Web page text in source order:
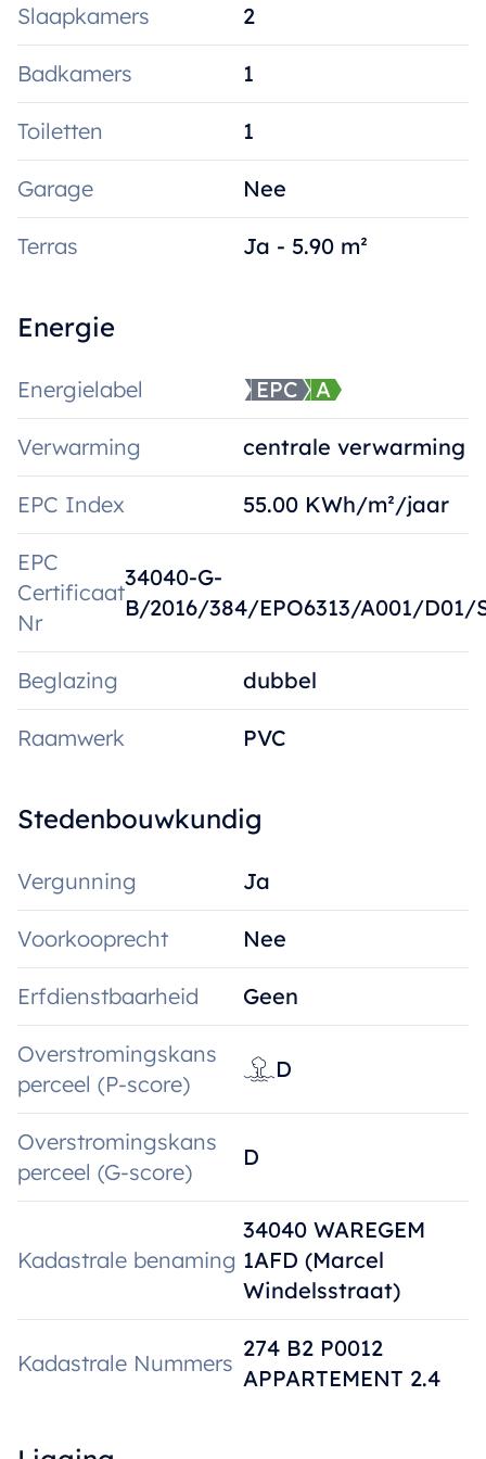
Slaapkamers 2
Badkamers 1
Toiletten 1
Garage Nee
Terras Ja - 5.90 m²
Energie
Energielabel EPC A
Verwarming centrale verwarming
EPC Index 55.00 KWh/m²/jaar
EPC
Certificaat
Nr
34040-G-
B/2016/384/EPO6313/A001/D01/
Beglazing dubbel
Raamwerk PVC
Stedenbouwkundig
Vergunning Ja
Voorkooprecht Nee
Erfdienstbaarheid Geen
Overstromingskans
perceel (P-score)
D
Overstromingskans
perceel (G-score)
D
Kadastrale benaming
34040 WAREGEM
1AFD (Marcel
Windelsstraat)
Kadastrale Nummers
274 B2 P0012
APPARTEMENT 2.4